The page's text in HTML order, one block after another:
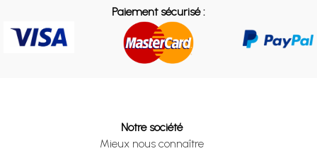
Paiement sécurisé :
Notre société
Mieux nous connaître